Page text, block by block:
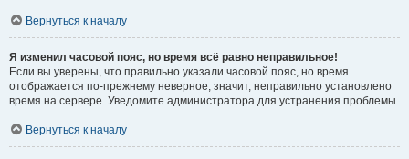
Вернуться к началу
Я изменил часовой пояс, но время всё равно неправильное!
Если вы уверены, что правильно указали часовой пояс, но время
отображается по-прежнему неверное, значит, неправильно установлено
время на сервере. Уведомите администратора для устранения проблемы.
Вернуться к началу